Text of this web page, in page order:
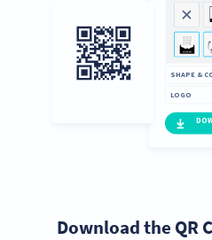
Download the QR